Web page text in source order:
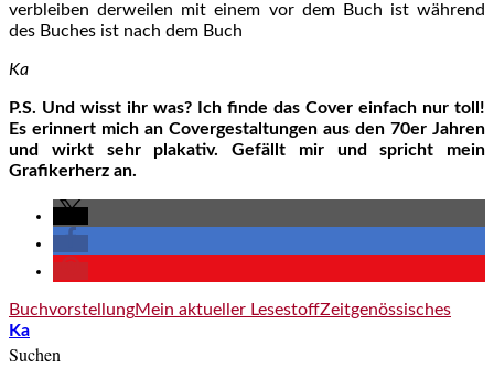
verbleiben derweilen mit einem vor dem Buch ist während
des Buches ist nach dem Buch
Ka
P.S. Und wisst ihr was? Ich finde das Cover einfach nur toll!
Es erinnert mich an Covergestaltungen aus den 70er Jahren
und wirkt sehr plakativ. Gefällt mir und spricht mein
Grafikerherz an.
BuchvorstellungMein aktueller LesestoffZeitgenössisches
Ka
Suchen